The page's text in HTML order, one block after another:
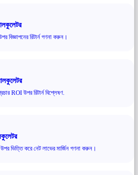
বিজ্ঞাপনের রিটার্ন গণনা করুন।
ROI উপর রিটার্ন বিশ্লেষণ.
ভিত্তি করে নেট লাভের মার্জিন গণনা করুন।